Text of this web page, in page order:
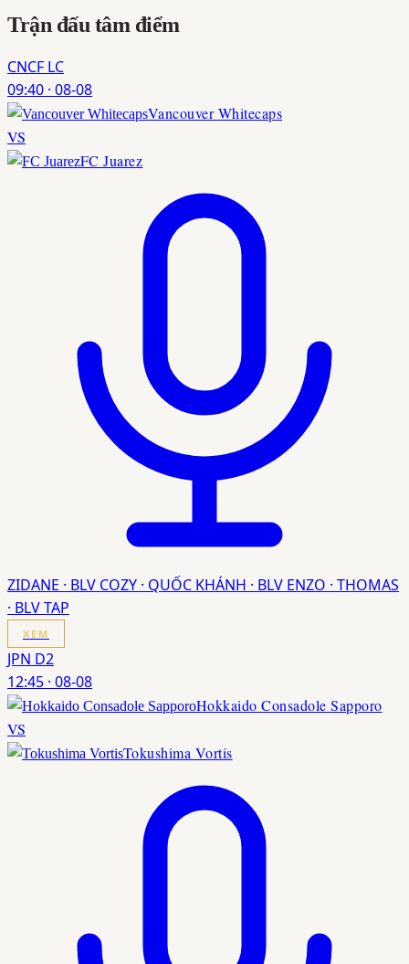
Trận đấu tâm điểm
CNCF LC
09:40 · 08-08
Vancouver Whitecaps
VS
FC Juarez
ZIDANE · BLV COZY · QUỐC KHÁNH · BLV ENZO · THOMAS
· BLV TAP
XEM
JPN D2
12:45 · 08-08
Hokkaido Consadole Sapporo
VS
Tokushima Vortis